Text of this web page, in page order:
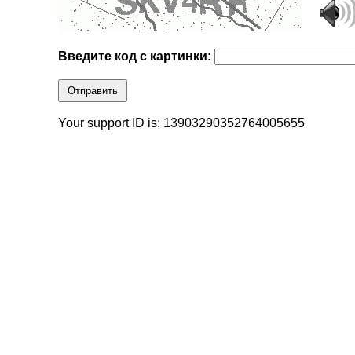
Введите код с картинки:
Отправить
Your support ID is: 13903290352764005655